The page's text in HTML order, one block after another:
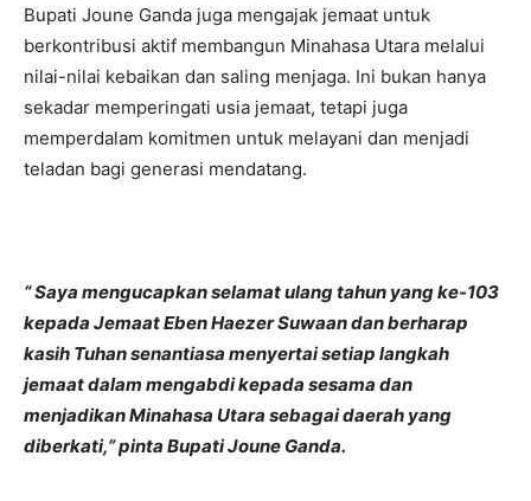
Bupati Joune Ganda juga mengajak jemaat untuk
berkontribusi aktif membangun Minahasa Utara melalui
nilai-nilai kebaikan dan saling menjaga. Ini bukan hanya
sekadar memperingati usia jemaat, tetapi juga
memperdalam komitmen untuk melayani dan menjadi
teladan bagi generasi mendatang.
“ Saya mengucapkan selamat ulang tahun yang ke-103
kepada Jemaat Eben Haezer Suwaan dan berharap
kasih Tuhan senantiasa menyertai setiap langkah
jemaat dalam mengabdi kepada sesama dan
menjadikan Minahasa Utara sebagai daerah yang
diberkati,” pinta Bupati Joune Ganda.